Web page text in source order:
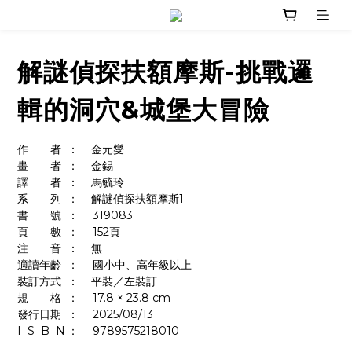
解謎偵探扶額摩斯-挑戰邏
輯的洞穴&城堡大冒險
作　　者	：    金元燮
畫　　者	：    金錫
譯　　者	：    馬毓玲
系　　列	：    解謎偵探扶額摩斯1
書　　號	：	319083
頁　　數	：	152頁
注　　音	：    無
適讀年齡	：	國小中、高年級以上
裝訂方式	：    平裝／左裝訂
規　　格	：	17.8 × 23.8 cm
發行日期	：	2025/08/13
I  S  B  N	：  	9789575218010